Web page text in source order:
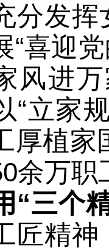
分发挥
“喜迎
风进
“立家
厚植家
余万职
三个
匠精神